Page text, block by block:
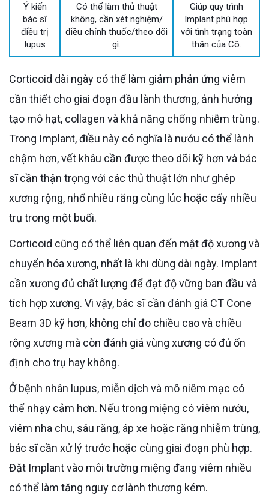
Ý kiến
bác sĩ
điều trị
lupus
Có thể làm thủ thuật
không, cần xét nghiệm/
điều chỉnh thuốc/theo dõi
gì.
Giúp quy trình
Implant phù hợp
với tình trạng toàn
thân của Cô.
Corticoid dài ngày có thể làm giảm phản ứng viêm
cần thiết cho giai đoạn đầu lành thương, ảnh hưởng
tạo mô hạt, collagen và khả năng chống nhiễm trùng.
Trong Implant, điều này có nghĩa là nướu có thể lành
chậm hơn, vết khâu cần được theo dõi kỹ hơn và bác
sĩ cần thận trọng với các thủ thuật lớn như ghép
xương rộng, nhổ nhiều răng cùng lúc hoặc cấy nhiều
trụ trong một buổi.
Corticoid cũng có thể liên quan đến mật độ xương và
chuyển hóa xương, nhất là khi dùng dài ngày. Implant
cần xương đủ chất lượng để đạt độ vững ban đầu và
tích hợp xương. Vì vậy, bác sĩ cần đánh giá CT Cone
Beam 3D kỹ hơn, không chỉ đo chiều cao và chiều
rộng xương mà còn đánh giá vùng xương có đủ ổn
định cho trụ hay không.
Ở bệnh nhân lupus, miễn dịch và mô niêm mạc có
thể nhạy cảm hơn. Nếu trong miệng có viêm nướu,
viêm nha chu, sâu răng, áp xe hoặc răng nhiễm trùng,
bác sĩ cần xử lý trước hoặc cùng giai đoạn phù hợp.
Đặt Implant vào môi trường miệng đang viêm nhiều
có thể làm tăng nguy cơ lành thương kém.